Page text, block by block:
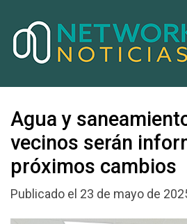
Agua y
vecinos serán
próximos cambios
Publicado el 23 de mayo de